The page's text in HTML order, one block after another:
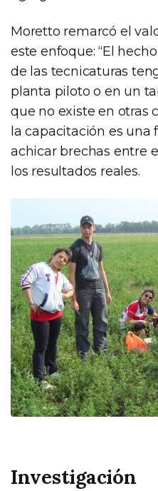
Moretto remarcó el
este enfoque: “El
de las tecnicaturas
planta piloto o en un
que no existe en otras
la capacitación es
achicar brechas entre
los resultados reales.
Investigación